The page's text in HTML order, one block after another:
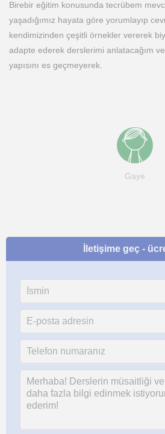
Birebir eğitim konusunda tecrübem
yaşadığımız hayata göre yorumlayıp
kendimizinden çeşitli örnekler vererek
adapte ederek derslerimi anlatacağım
yapısını es geçmeyerek.
Gaye
İletişime geç -